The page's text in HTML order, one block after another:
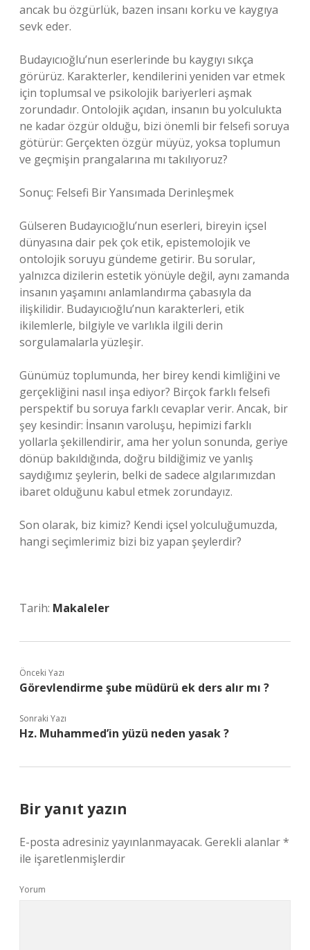
ancak bu özgürlük, bazen insanı korku ve kaygıya
sevk eder.
Budayıcıoğlu’nun eserlerinde bu kaygıyı sıkça
görürüz. Karakterler, kendilerini yeniden var etmek
için toplumsal ve psikolojik bariyerleri aşmak
zorundadır. Ontolojik açıdan, insanın bu yolculukta
ne kadar özgür olduğu, bizi önemli bir felsefi soruya
götürür: Gerçekten özgür müyüz, yoksa toplumun
ve geçmişin prangalarına mı takılıyoruz?
Sonuç: Felsefi Bir Yansımada Derinleşmek
Gülseren Budayıcıoğlu’nun eserleri, bireyin içsel
dünyasına dair pek çok etik, epistemolojik ve
ontolojik soruyu gündeme getirir. Bu sorular,
yalnızca dizilerin estetik yönüyle değil, aynı zamanda
insanın yaşamını anlamlandırma çabasıyla da
ilişkilidir. Budayıcıoğlu’nun karakterleri, etik
ikilemlerle, bilgiyle ve varlıkla ilgili derin
sorgulamalarla yüzleşir.
Günümüz toplumunda, her birey kendi kimliğini ve
gerçekliğini nasıl inşa ediyor? Birçok farklı felsefi
perspektif bu soruya farklı cevaplar verir. Ancak, bir
şey kesindir: İnsanın varoluşu, hepimizi farklı
yollarla şekillendirir, ama her yolun sonunda, geriye
dönüp bakıldığında, doğru bildiğimiz ve yanlış
saydığımız şeylerin, belki de sadece algılarımızdan
ibaret olduğunu kabul etmek zorundayız.
Son olarak, biz kimiz? Kendi içsel yolculuğumuzda,
hangi seçimlerimiz bizi biz yapan şeylerdir?
Tarih: Makaleler
Önceki Yazı
Görevlendirme şube müdürü ek ders alır mı ?
Sonraki Yazı
Hz. Muhammed’in yüzü neden yasak ?
Bir yanıt yazın
E-posta adresiniz yayınlanmayacak. Gerekli alanlar*
ile işaretlenmişlerdir
Yorum